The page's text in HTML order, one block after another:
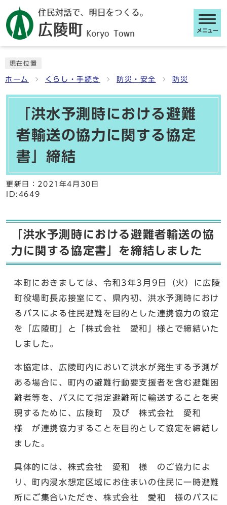
メニュー
現在位置
ホーム くらし・手続き 防災・安全 防災
「洪水予測時における避難
者輸送の協力に関する協定
書」締結
更新日： 2021年4月30日
ID:4649
「洪水予測時における避難者輸送の協
力に関する協定書」を締結しました
本町におきましては、令和3年3月9日（火）に広陵
町役場町長応接室にて、県内初、洪水予測時におけ
るバスによる住民避難を目的とした連携協力の協定
を「広陵町」と「株式会社 愛和」様とで締結いた
しました。
本協定は、広陵町内において洪水が発生する予測が
ある場合に、町内の避難行動要支援者を含む避難困
難者等を、バスにて指定避難所に輸送することを実
現するために、広陵町 及び 株式会社 愛和
様 が連携協力することを目的として協定を締結し
ました。
具体的には、株式会社 愛和 様 のご協力によ
り、町内浸水想定区域にお住まいの住民に一時避難
所にご集合いただき、株式会社 愛和 様のバスに